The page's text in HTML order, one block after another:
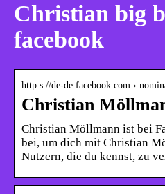
Christian big
facebook
http s://de-de.facebook.com ›
Christian
Christian Möllmann ist bei
bei, um dich mit Christian
Nutzern, die du kennst, zu